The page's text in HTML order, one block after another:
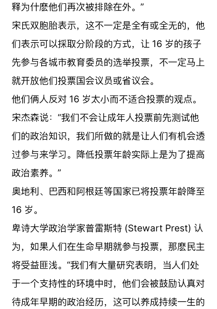
释为什麽他们再次被排除在外。”
宋氏双胞胎表示，这不一定是全有或全无的，他
们表示可以採取分阶段的方式，让 16 岁的孩子
先参与各城市教育委员的选举投票，不一定马上
就开放他们投票国会议员或省议会。
他们俩人反对 16 岁太小而不适合投票的观点。
宋杰森说：“我们不会让成年人投票前先测试他
们的政治知识，我们所做的就是让人们有机会透
过参与来学习。降低投票年龄实际上是为了提高
政治素养。”
奥地利、巴西和阿根廷等国家已将投票年龄降至
16 岁。
卑诗大学政治学家普雷斯特 (Stewart Prest) 认
为，如果人们在生命早期就参与投票，那麽民主
将受益匪浅。“我们有大量研究表明，当人们处
于一个支持性的环境中时，他们会被鼓励认真对
待成年早期的政治经历，这可以养成持续一生的